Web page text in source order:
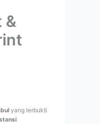
&
yang terbukti